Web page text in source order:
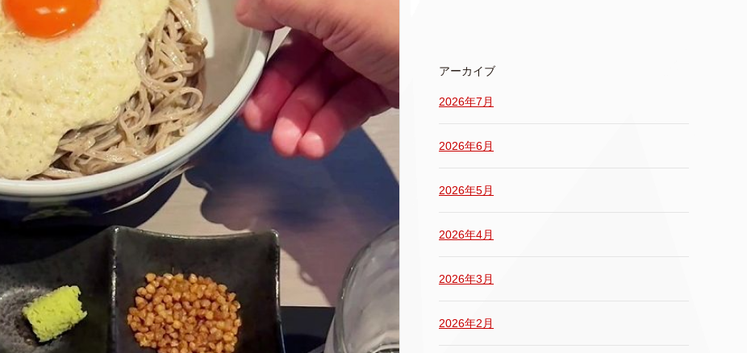
アーカイブ
2026年7月
2026年6月
2026年5月
2026年4月
2026年3月
2026年2月